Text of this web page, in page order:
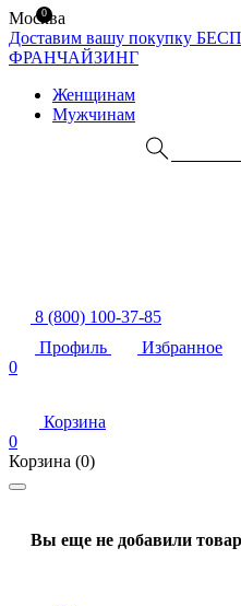
Москва
Доставим вашу покупку
ФРАНЧАЙЗИНГ
Женщинам
Мужчинам
8 (800) 100-37-85
Профиль
Избранное
0
Корзина
0
Корзина (0)
Вы еще не добавили
0